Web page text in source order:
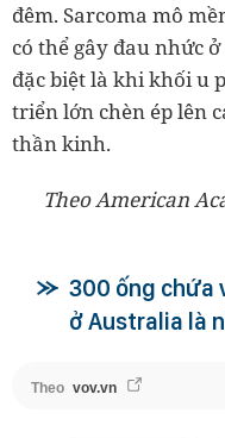
đêm. Sarcoma mô
có thể gây đau nhức
đặc biệt là khi khối u
triển lớn chèn ép lên
thần kinh.
Theo American
300 ống chứa
ở Australia là
Theo vov.vn